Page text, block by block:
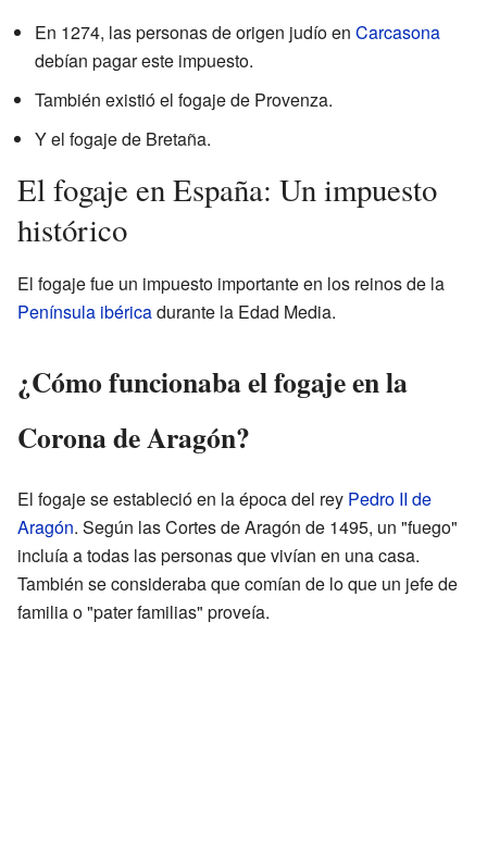
En 1274, las personas de origen judío en Carcasona
debían pagar este impuesto.
También existió el fogaje de Provenza.
Y el fogaje de Bretaña.
El fogaje en España: Un impuesto
histórico
El fogaje fue un impuesto importante en los reinos de la
Península ibéricadurante la Edad Media.
¿Cómo funcionaba el fogaje en la
Corona de Aragón?
El fogaje se estableció en la época del rey Pedro II de
Aragón. Según las Cortes de Aragón de 1495, un "fuego"
incluía a todas las personas que vivían en una casa.
También se consideraba que comían de lo que un jefe de
familia o "pater familias" proveía.